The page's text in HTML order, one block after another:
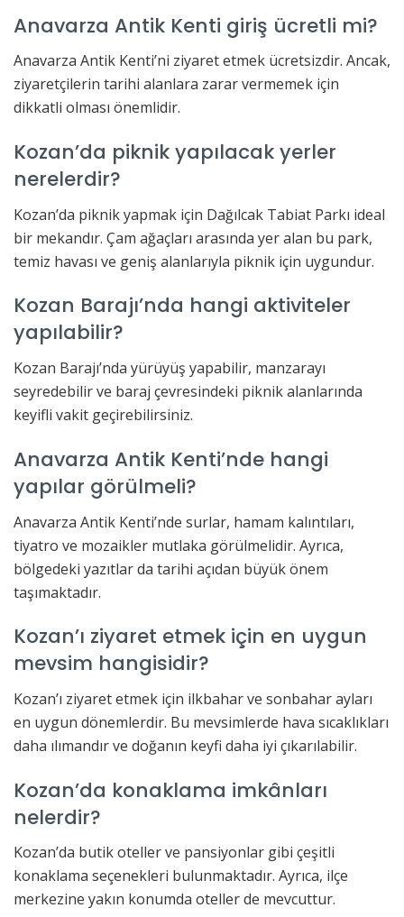
Anavarza Antik Kenti giriş ücretli mi?
Anavarza Antik Kenti’ni ziyaret etmek ücretsizdir. Ancak,
ziyaretçilerin tarihi alanlara zarar vermemek için
dikkatli olması önemlidir.
Kozan’da piknik yapılacak yerler
nerelerdir?
Kozan’da piknik yapmak için Dağılcak Tabiat Parkı ideal
bir mekandır. Çam ağaçları arasında yer alan bu park,
temiz havası ve geniş alanlarıyla piknik için uygundur.
Kozan Barajı’nda hangi aktiviteler
yapılabilir?
Kozan Barajı’nda yürüyüş yapabilir, manzarayı
seyredebilir ve baraj çevresindeki piknik alanlarında
keyifli vakit geçirebilirsiniz.
Anavarza Antik Kenti’nde hangi
yapılar görülmeli?
Anavarza Antik Kenti’nde surlar, hamam kalıntıları,
tiyatro ve mozaikler mutlaka görülmelidir. Ayrıca,
bölgedeki yazıtlar da tarihi açıdan büyük önem
taşımaktadır.
Kozan’ı ziyaret etmek için en uygun
mevsim hangisidir?
Kozan’ı ziyaret etmek için ilkbahar ve sonbahar ayları
en uygun dönemlerdir. Bu mevsimlerde hava sıcaklıkları
daha ılımandır ve doğanın keyfi daha iyi çıkarılabilir.
Kozan’da konaklama imkânları
nelerdir?
Kozan’da butik oteller ve pansiyonlar gibi çeşitli
konaklama seçenekleri bulunmaktadır. Ayrıca, ilçe
merkezine yakın konumda oteller de mevcuttur.